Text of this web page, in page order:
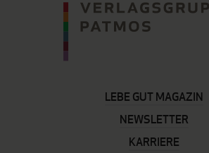
LEBE GUT MAGAZIN
NEWSLETTER
KARRIERE